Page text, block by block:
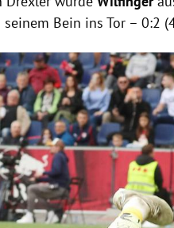
Bein ins Tor – 0:2